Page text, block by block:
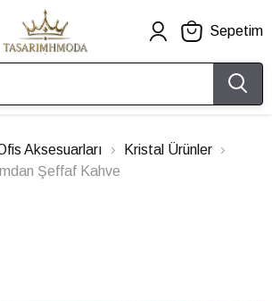
Sepetim
Aksesuarları
Kristal Ürünler
Şeffaf Kahve